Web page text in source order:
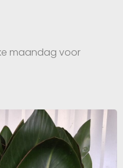
maandag voor